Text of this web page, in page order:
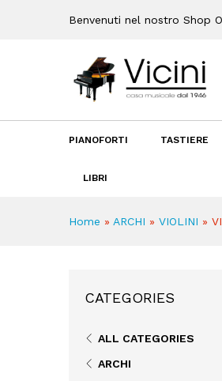
Benvenuti nel nostro Shop
PIANOFORTI TASTIERE
LIBRI
Home » ARCHI » VIOLINI »
CATEGORIES
ALL CATEGORIES
ARCHI